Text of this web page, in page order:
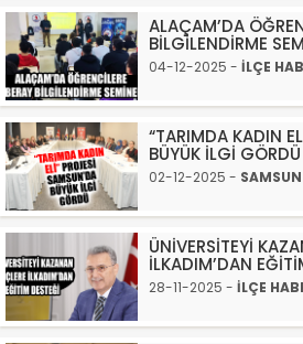
ALAÇAM’DA
BİLGİLENDİRME
04-12-2025 - İLÇE
“TARIMDA KADIN
BÜYÜK İLGİ GÖRDÜ
02-12-2025 -
ÜNİVERSİTEYİ
İLKADIM’DAN
28-11-2025 - İLÇE